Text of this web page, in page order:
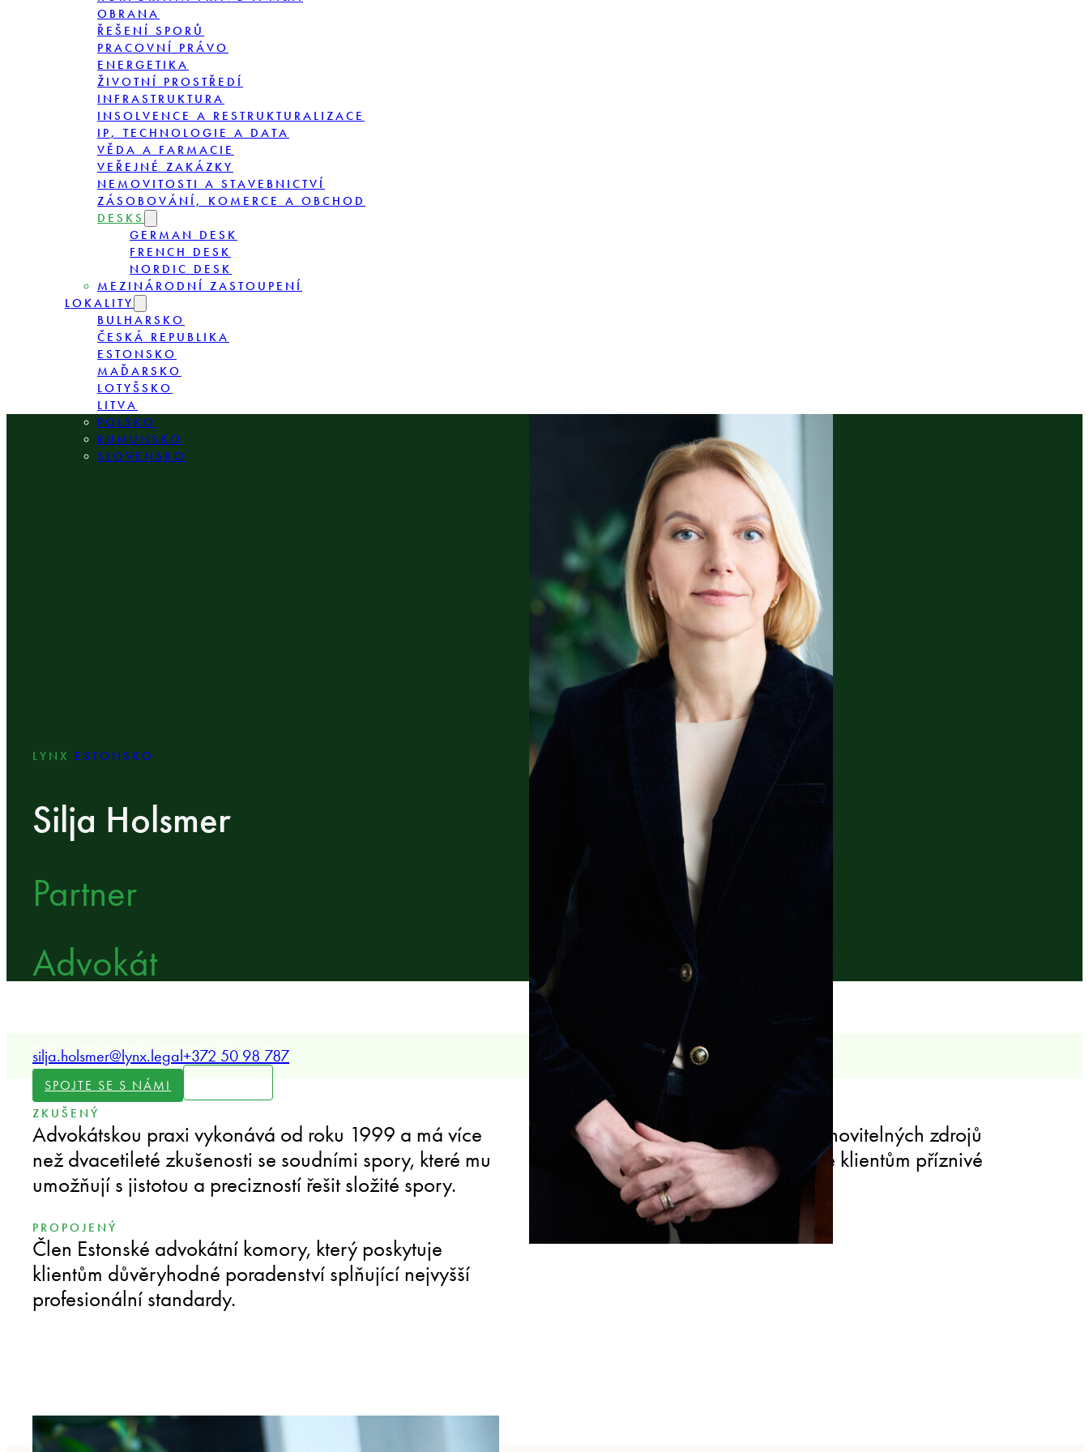
OBRANA
ŘEŠENÍ SPORŮ
PRACOVNÍ PRÁVO
ENERGETIKA
ŽIVOTNÍ PROSTŘEDÍ
INFRASTRUKTURA
INSOLVENCE A RESTRUKTURALIZACE
IP, TECHNOLOGIE A DATA
VĚDA A FARMACIE
VEŘEJNÉ ZAKÁZKY
NEMOVITOSTI A STAVEBNICTVÍ
ZÁSOBOVÁNÍ, KOMERCE A OBCHOD
DESKS
GERMAN DESK
FRENCH DESK
NORDIC DESK
MEZINÁRODNÍ ZASTOUPENÍ
LOKALITY
BULHARSKO
ČESKÁ REPUBLIKA
ESTONSKO
MAĎARSKO
LOTYŠSKO
LITVA
POLSKO
RUMUNSKO
SLOVENSKO
LYNX ESTONSKO
Silja Holsmer
Partner
Advokát
rozvoj nemovitostí a energetické právo.
SPOJTE SE S NÁMI
silja.holsmer@lynx.legal+372 50 98 787
ZKUŠENÝ
Advokátskou praxi vykonává od roku 1999 a má více
než dvacetileté zkušenosti se soudními spory, které mu
umožňují s jistotou a precizností řešit složité spory.
SPECIALIZOVANÉ
Zaměřuje se na spory týkající se obnovitelných zdrojů
energie a na vládní řízení a zajišťuje klientům příznivé
výsledky v regulačních řízeních.
PROPOJENÝ
Člen Estonské advokátní komory, který poskytuje
klientům důvěryhodné poradenství splňující nejvyšší
profesionální standardy.